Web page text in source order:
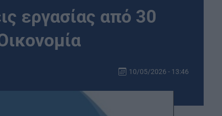
εργασίας από 30
10/05/2026 - 13:46